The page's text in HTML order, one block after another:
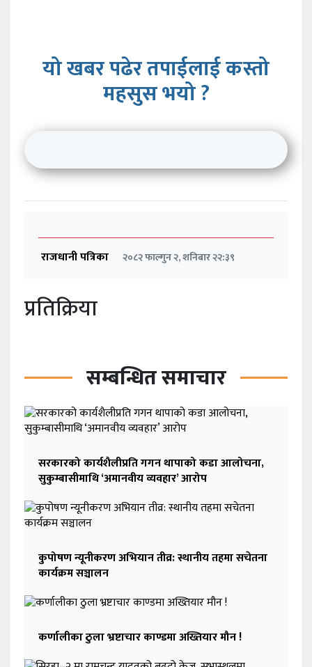
यो खबर पढेर तपाईलाई कस्तो
महसुस भयो ?
राजधानी पत्रिका २०८२ फाल्गुन २, शनिबार २२:३९
प्रतिक्रिया
सम्बन्धित समाचार
सरकारको कार्यशैलीप्रति गगन थापाको कडा आलोचना,
सुकुम्बासीमाथि ‘अमानवीय व्यवहार’ आरोप
कुपोषण न्यूनीकरण अभियान तीव्र: स्थानीय तहमा सचेतना
कार्यक्रम सञ्चालन
कर्णालीका ठुला भ्रष्टाचार काण्डमा अख्तियार मौन !